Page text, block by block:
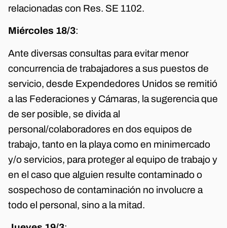
relacionadas con Res. SE 1102.
Miércoles 18/3:
Ante diversas consultas para evitar menor
concurrencia de trabajadores a sus puestos de
servicio, desde Expendedores Unidos se remitió
a las Federaciones y Cámaras, la sugerencia que
de ser posible, se divida al
personal/colaboradores en dos equipos de
trabajo, tanto en la playa como en minimercado
y/o servicios, para proteger al equipo de trabajo y
en el caso que alguien resulte contaminado o
sospechoso de contaminación no involucre a
todo el personal, sino a la mitad.